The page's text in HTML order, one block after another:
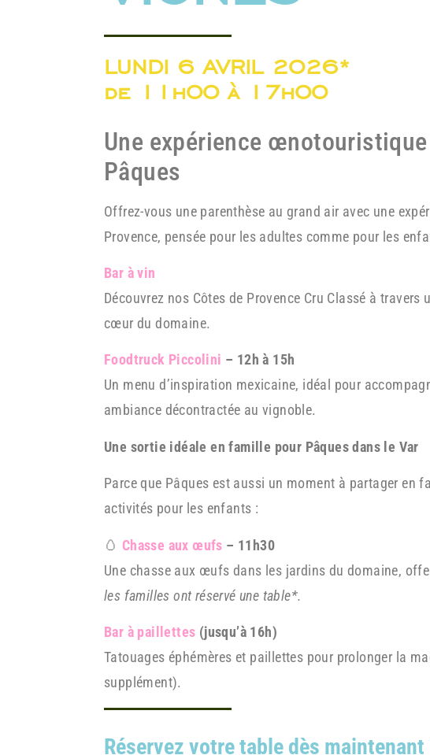
LUNDI 6 AVRIL 2026*
de 11h00 à 17h00
Une expérience
Pâques
Offrez-vous une parenthèse au grand air avec une
Provence, pensée pour les adultes comme pour les
Bar à vin
Découvrez nos Côtes de Provence Cru Classé à travers
cœur du domaine.
Foodtruck Piccolini – 12h à 15h
Un menu d’inspiration mexicaine, idéal pour
ambiance décontractée au vignoble.
Une sortie idéale en famille pour Pâques dans le Var
Parce que Pâques est aussi un moment à partager en
activités pour les enfants :
🥚 Chasse aux œufs – 11h30
Une chasse aux œufs dans les jardins du domaine,
les familles ont réservé une table*.
Bar à paillettes (jusqu’à 16h)
Tatouages éphémères et paillettes pour prolonger la
supplément).
Réservez votre table dès maintenant